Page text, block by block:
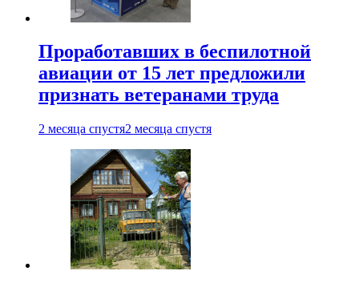
Проработавших в беспилотной
авиации от 15 лет предложили
признать ветеранами труда
2 месяца спустя2 месяца спустя